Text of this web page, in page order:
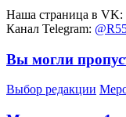
Наша страница в VK:
Канал Telegram:
Вы могли
Выбор редакции